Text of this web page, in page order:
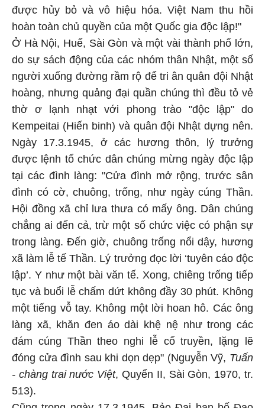
được hủy bỏ và vô hiệu hóa. Việt Nam thu hồi
hoàn toàn chủ quyền của một Quốc gia độc lập!"
Ở Hà Nội, Huế, Sài Gòn và một vài thành phố lớn,
do sự sách động của các nhóm thân Nhật, một số
người xuống đường rầm rộ để tri ân quân đội Nhật
hoàng, nhưng quảng đại quần chúng thì đều tỏ vẻ
thờ ơ lạnh nhạt với phong trào "độc lập" do
Kempeitai (Hiến binh) và quân đội Nhật dựng nên.
Ngày 17.3.1945, ở các hương thôn, lý trưởng
được lệnh tổ chức dân chúng mừng ngày độc lập
tại các đình làng: "Cửa đình mở rộng, trước sân
đình có cờ, chuông, trống, như ngày cúng Thần.
Hội đồng xã chỉ lưa thưa có mấy ông. Dân chúng
chẳng ai đến cả, trừ một số chức việc có phận sự
trong làng. Đến giờ, chuông trống nổi dậy, hương
xã làm lễ tế Thần. Lý trưởng đọc lời ‘tuyên cáo độc
lập’. Y như một bài văn tế. Xong, chiêng trống tiếp
tục và buổi lễ chấm dứt không đầy 30 phút. Không
một tiếng vỗ tay. Không một lời hoan hô. Các ông
làng xã, khăn đen áo dài khệ nệ như trong các
đám cúng Thần theo nghi lễ cổ truyền, lặng lẽ
đóng cửa đình sau khi dọn dẹp" (Nguyễn Vỹ, Tuấn
- chàng trai nước Việt, Quyển II, Sài Gòn, 1970, tr.
513).